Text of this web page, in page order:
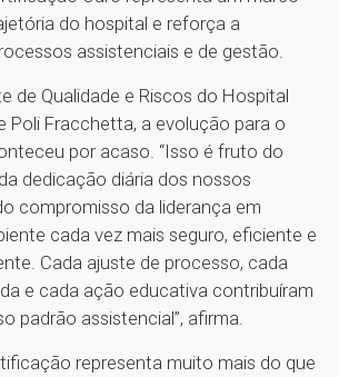
do hospital e reforça a
assistenciais e de gestão.
de Qualidade e Riscos do Hospital
Poli Fracchetta, a evolução para o
por acaso. “Isso é fruto do
dedicação diária dos nossos
compromisso da liderança em
cada vez mais seguro, eficiente e
Cada ajuste de processo, cada
e cada ação educativa contribuíram
padrão assistencial”, afirma.
representa muito mais do que